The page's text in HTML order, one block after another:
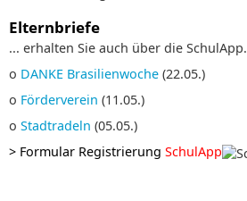
Elternbriefe
... erhalten Sie auch über die SchulApp.
o DANKE Brasilienwoche (22.05.)
o Förderverein (11.05.)
o Stadtradeln (05.05.)
> Formular Registrierung SchulApp